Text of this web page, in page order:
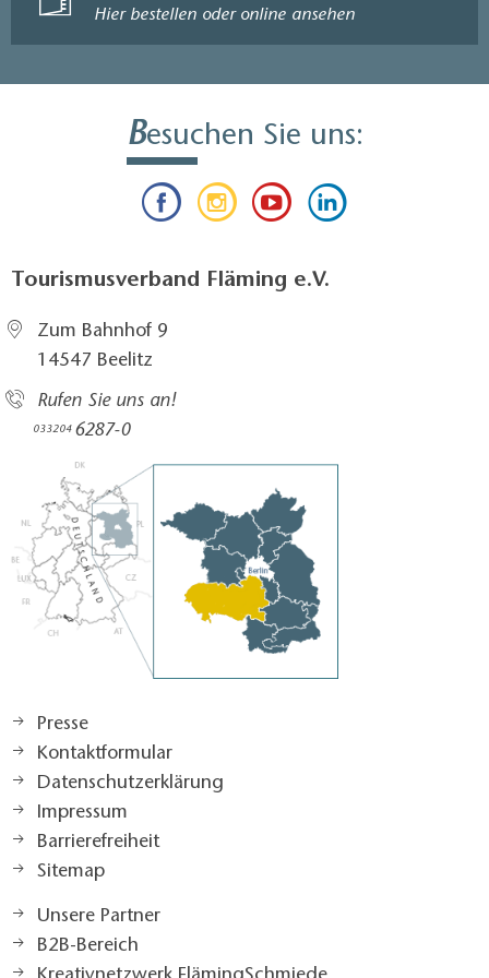
Hier bestellen oder online ansehen
Besuchen Sie uns:
Tourismusverband Fläming e.V.
Zum Bahnhof 9
14547 Beelitz
Rufen Sie uns an!
033204 6287-0
Presse
Kontaktformular
Datenschutzerklärung
Impressum
Barrierefreiheit
Sitemap
Unsere Partner
B2B-Bereich